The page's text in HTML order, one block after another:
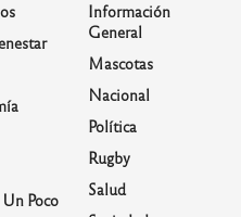
Poco
Información
General
Mascotas
Nacional
Política
Rugby
Salud